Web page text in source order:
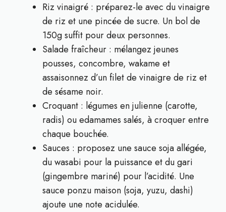
Riz vinaigré : préparez-le avec du vinaigre
de riz et une pincée de sucre. Un bol de
150g suffit pour deux personnes.
Salade fraîcheur : mélangez jeunes
pousses, concombre, wakame et
assaisonnez d’un filet de vinaigre de riz et
de sésame noir.
Croquant : légumes en julienne (carotte,
radis) ou edamames salés, à croquer entre
chaque bouchée.
Sauces : proposez une sauce soja allégée,
du wasabi pour la puissance et du gari
(gingembre mariné) pour l’acidité. Une
sauce ponzu maison (soja, yuzu, dashi)
ajoute une note acidulée.